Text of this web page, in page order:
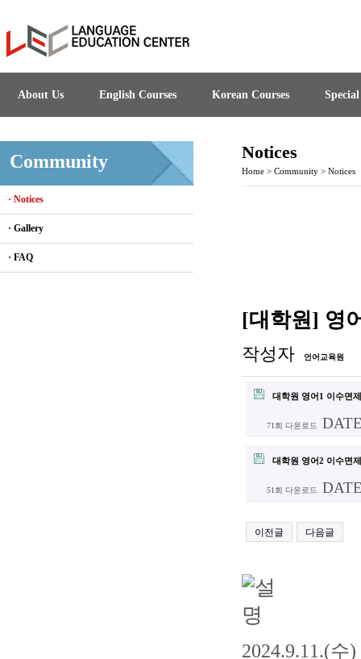
About Us English Courses Korean Courses
Community
· Notices
· Gallery
· FAQ
Notices
Home > Community > Notices
[대학원] 영
작성자 언어교육원
대학원 영어1 이수면
71회 다운로드
대학원 영어2 이수면
51회 다운로드
이전글 다음글
2024.9.11.(수